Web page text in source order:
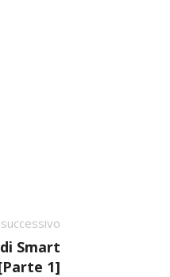
Smart
1]